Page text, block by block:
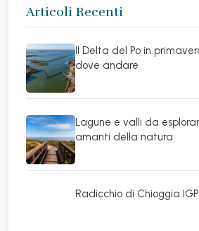
Articoli Recenti
Il Delta del Po in
dove andare
Lagune e valli da
amanti della natura
Radicchio di Chioggia IGP